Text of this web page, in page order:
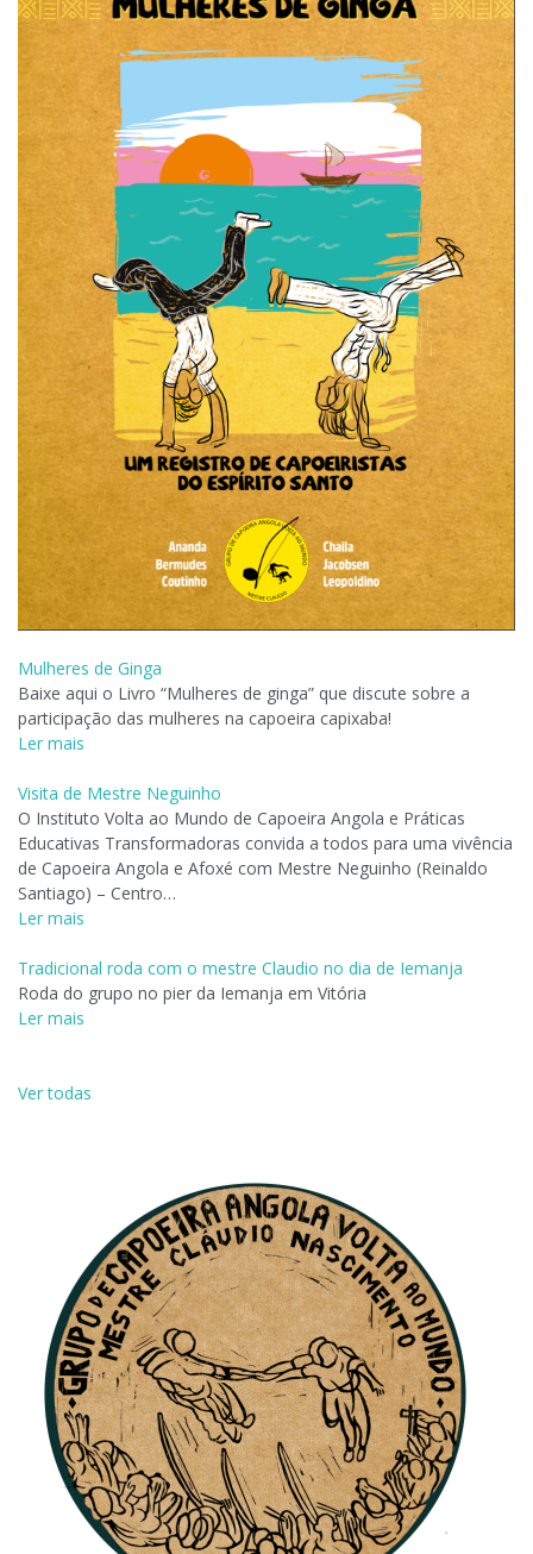
Mulheres de Ginga
Baixe aqui o Livro “Mulheres de ginga” que discute sobre a
participação das mulheres na capoeira capixaba!
Ler mais
Visita de Mestre Neguinho
O Instituto Volta ao Mundo de Capoeira Angola e Práticas
Educativas Transformadoras convida a todos para uma vivência
de Capoeira Angola e Afoxé com Mestre Neguinho (Reinaldo
Santiago) – Centro…
Ler mais
Tradicional roda com o mestre Claudio no dia de Iemanja
Roda do grupo no pier da Iemanja em Vitória
Ler mais
Ver todas